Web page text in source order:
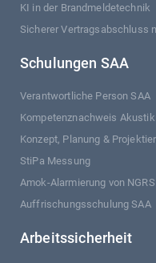
KI in der Brandmeldetechnik
Sicherer Vertragsabschluss
Schulungen SAA
Verantwortliche Person SAA
Kompetenznachweis
Konzept, Planung &
StiPa Messung
Amok-Alarmierung von
Auffrischungsschulung SAA
Arbeitssicherheit